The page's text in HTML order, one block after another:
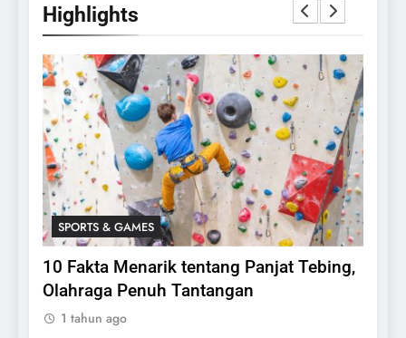
Highlights
SPORTS & GAMES
10 Fakta Menarik tentang Panjat Tebing,
Olahraga Penuh Tantangan
1 tahun ago